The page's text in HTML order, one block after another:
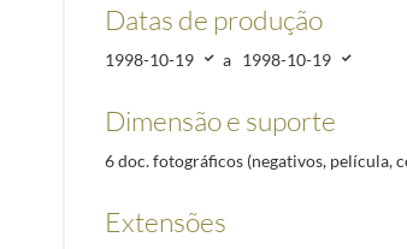
Datas de produção
1998-10-19 a 1998-10-19
Dimensão e suporte
6 doc. fotográficos (negativos, película,
Extensões